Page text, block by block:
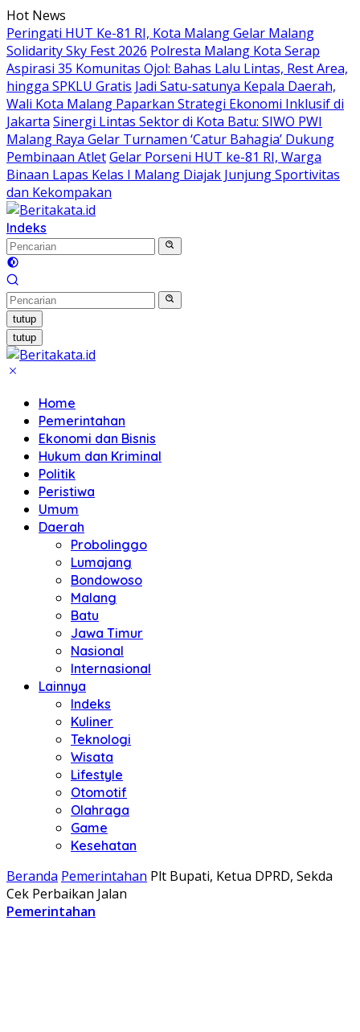
Langsung
ke
konten
Hot News
Peringati HUT Ke-81 RI, Kota Malang Gelar Malang
Solidarity Sky Fest 2026 Polresta Malang Kota Serap
Aspirasi 35 Komunitas Ojol: Bahas Lalu Lintas, Rest Area,
hingga SPKLU Gratis Jadi Satu-satunya Kepala Daerah,
Wali Kota Malang Paparkan Strategi Ekonomi Inklusif di
Jakarta Sinergi Lintas Sektor di Kota Batu: SIWO PWI
Malang Raya Gelar Turnamen ‘Catur Bahagia’ Dukung
Pembinaan AtletGelar Porseni HUT ke-81 RI, Warga
Binaan Lapas Kelas I Malang Diajak Junjung Sportivitas
dan Kekompakan
Indeks
tutup
tutup
Home
Pemerintahan
Ekonomi dan Bisnis
Hukum dan Kriminal
Politik
Peristiwa
Umum
Daerah
Probolinggo
Lumajang
Bondowoso
Malang
Batu
Jawa Timur
Nasional
Internasional
Lainnya
Indeks
Kuliner
Teknologi
Wisata
Lifestyle
Otomotif
Olahraga
Game
Kesehatan
Beranda Pemerintahan Plt Bupati, Ketua DPRD, Sekda
Cek Perbaikan Jalan
Pemerintahan